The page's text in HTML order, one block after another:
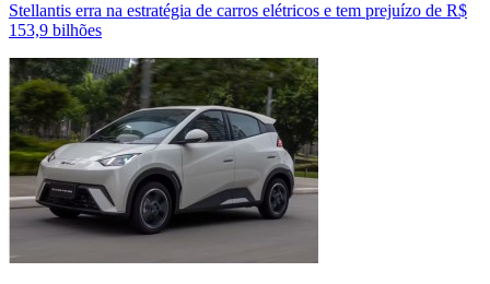
Stellantis erra na estratégia de carros elétricos e tem prejuízo de R$
153,9 bilhões